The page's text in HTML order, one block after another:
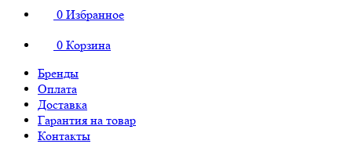
0 Избранное
0 Корзина
Бренды
Оплата
Доставка
Гарантия на товар
Контакты